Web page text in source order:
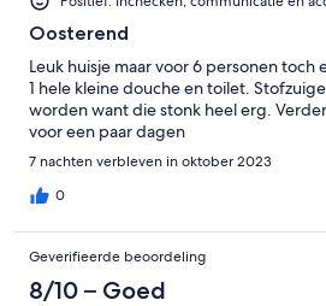
Oosterend
Leuk huisje maar voor 6 personen toch
1 hele kleine douche en toilet.
worden want die stonk heel erg.
voor een paar dagen
7 nachten verbleven in oktober 2023
0
Geverifieerde beoordeling
8/10 – Goed